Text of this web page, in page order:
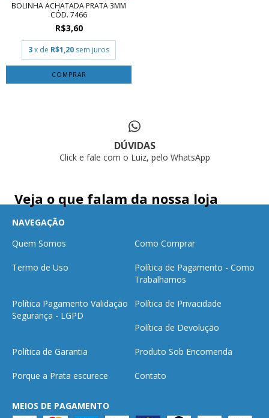
BOLINHA ACHATADA PRATA 3MM
CÓD. 7466
R$3,60
3x de R$1,20 sem juros
COMPRAR
DÚVIDAS
Click e fale com o Luiz, pelo WhatsApp
Veja o que falam da nossa loja
NAVEGAÇÃO
Quem Somos
Como Comprar
Termo de Uso
Política de Pagamento - Como
Trabalhamos
Política Pagamento Validação
Segurança - LGPD
Política de Privacidade
Política de Devolução
Política de Garantia Produto Sob Encomenda
Porque a Prata escurece Contato
MEIOS DE PAGAMENTO